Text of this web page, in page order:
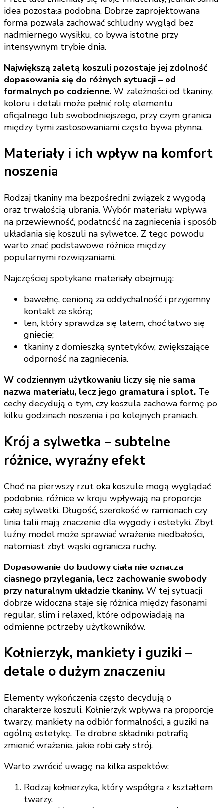
idea pozostała podobna. Dobrze zaprojektowana
forma pozwala zachować schludny wygląd bez
nadmiernego wysiłku, co bywa istotne przy
intensywnym trybie dnia.
Największą zaletą koszuli pozostaje jej zdolność
dopasowania się do różnych sytuacji – od
formalnych po codzienne. W zależności od tkaniny,
koloru i detali może pełnić rolę elementu
oficjalnego lub swobodniejszego, przy czym granica
między tymi zastosowaniami często bywa płynna.
Materiały i ich wpływ na komfort
noszenia
Rodzaj tkaniny ma bezpośredni związek z wygodą
oraz trwałością ubrania. Wybór materiału wpływa
na przewiewność, podatność na zagniecenia i sposób
układania się koszuli na sylwetce. Z tego powodu
warto znać podstawowe różnice między
popularnymi rozwiązaniami.
Najczęściej spotykane materiały obejmują:
bawełnę, cenioną za oddychalność i przyjemny
kontakt ze skórą;
len, który sprawdza się latem, choć łatwo się
gniecie;
tkaniny z domieszką syntetyków, zwiększające
odporność na zagniecenia.
W codziennym użytkowaniu liczy się nie sama
nazwa materiału, lecz jego gramatura i splot. Te
cechy decydują o tym, czy koszula zachowa formę po
kilku godzinach noszenia i po kolejnych praniach.
Krój a sylwetka – subtelne
różnice, wyraźny efekt
Choć na pierwszy rzut oka koszule mogą wyglądać
podobnie, różnice w kroju wpływają na proporcje
całej sylwetki. Długość, szerokość w ramionach czy
linia talii mają znaczenie dla wygody i estetyki. Zbyt
luźny model może sprawiać wrażenie niedbałości,
natomiast zbyt wąski ogranicza ruchy.
Dopasowanie do budowy ciała nie oznacza
ciasnego przylegania, lecz zachowanie swobody
przy naturalnym układzie tkaniny. W tej sytuacji
dobrze widoczna staje się różnica między fasonami
regular, slim i relaxed, które odpowiadają na
odmienne potrzeby użytkowników.
Kołnierzyk, mankiety i guziki –
detale o dużym znaczeniu
Elementy wykończenia często decydują o
charakterze koszuli. Kołnierzyk wpływa na proporcje
twarzy, mankiety na odbiór formalności, a guziki na
ogólną estetykę. Te drobne składniki potrafią
zmienić wrażenie, jakie robi cały strój.
Warto zwrócić uwagę na kilka aspektów:
Rodzaj kołnierzyka, który współgra z kształtem
twarzy.